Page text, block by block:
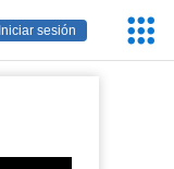
Iniciar sesión